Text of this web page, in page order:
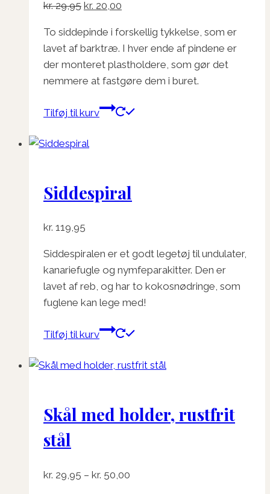
kr.29,95 Den
pris
var:
kr. 29,95.
kr. 20,00
pris
er:
kr. 20,00.
To siddepinde i forskellig tykkelse, som er
lavet af barktræ. I hver ende af pindene er
der monteret plastholdere, som gør det
nemmere at fastgøre dem i buret.
Tilføj til kurv
Siddespiral
kr. 119,95
Siddespiralen er et godt legetøj til undulater,
kanariefugle og nymfeparakitter. Den er
lavet af reb, og har to kokosnødringe, som
fuglene kan lege med!
Tilføj til kurv
Skål med holder, rustfrit
stål
kr. 29,95 – kr. 50,00